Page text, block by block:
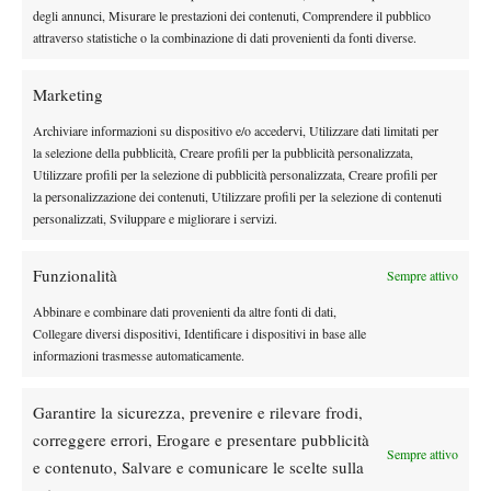
degli annunci, Misurare le prestazioni dei contenuti, Comprendere il pubblico
attraverso statistiche o la combinazione di dati provenienti da fonti diverse.
Marketing
Archiviare informazioni su dispositivo e/o accedervi, Utilizzare dati limitati per
la selezione della pubblicità, Creare profili per la pubblicità personalizzata,
Utilizzare profili per la selezione di pubblicità personalizzata, Creare profili per
la personalizzazione dei contenuti, Utilizzare profili per la selezione di contenuti
personalizzati, Sviluppare e migliorare i servizi.
Funzionalità Sempre attivo
Abbinare e combinare dati provenienti da altre fonti di dati,
Collegare diversi dispositivi, Identificare i dispositivi in base alle
informazioni trasmesse automaticamente.
Garantire la sicurezza, prevenire e rilevare frodi,
correggere errori, Erogare e presentare pubblicità
e contenuto, Salvare e comunicare le scelte sulla
Sempre attivo
porta a casa 45 punti, un montepremi per lui notevole e il sogno,
o per meglio dire la quasi certezza, di tornare sul Centrale anche
dare il meglio, per capire cosa mi manca per stare costantemente
grandi tornei sono tutti atleti fenomenali. Ci sto lavorando, e
sento di essere sulla giusta strada”. Un ragazzo posato, una
faccia pulita, una promessa diventata realtà che ha gli occhi
lanciati lontano ma i piedi ben posati per terra. E che non a caso
piace molto guardare le sue partite, e cerco di ispirarmi a lui sia
nel modo di giocare sia in quello di gestire gli incontri”. E
magari lo guarderà con un po’ di attenzione in più nella finale di
Madrid, per capire anche come si può affrontare, e magari
la prima di una lunga serie di vittorie così. Un punto di partenza,
non certo un arrivo nel viaggio che porta al successo.